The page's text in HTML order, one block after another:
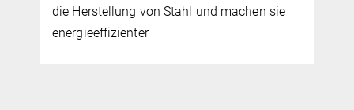
die Herstellung von Stahl und machen sie
energieeffizienter